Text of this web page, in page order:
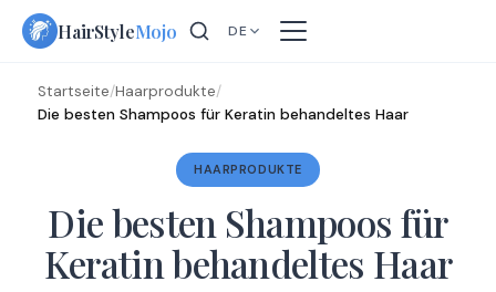
Skip
HairStyleMojo DE
Startseite/Haarprodukte/
Die besten Shampoos für Keratin behandeltes Haar
HAARPRODUKTE
Die besten Shampoos für
Keratin behandeltes Haar